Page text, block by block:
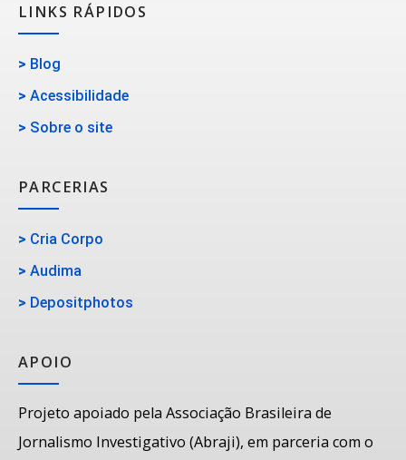
LINKS RÁPIDOS
> Blog
> Acessibilidade
> Sobre o site
PARCERIAS
> Cria Corpo
> Audima
> Depositphotos
APOIO
Projeto apoiado pela Associação Brasileira de
Jornalismo Investigativo (Abraji), em parceria com o